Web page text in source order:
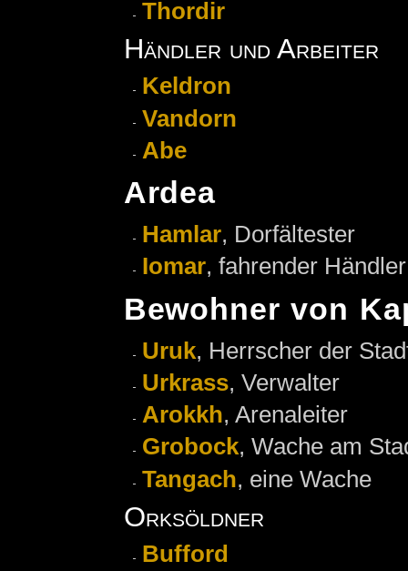
Thordir
Händler und Arbeiter
Keldron
Vandorn
Abe
Ardea
Hamlar, Dorfältester
Iomar, fahrender Händler
Bewohner von
Uruk, Herrscher der
Urkrass, Verwalter
Arokkh, Arenaleiter
Grobock, Wache am
Tangach, eine Wache
Orksöldner
Bufford